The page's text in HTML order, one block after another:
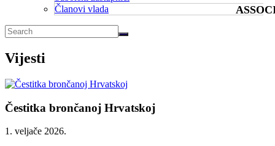
Članovi vlada
Vijesti
Čestitka brončanoj Hrvatskoj
1. veljače 2026.